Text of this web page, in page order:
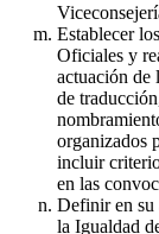
Establecer
Oficiales y
actuación de
de
organizados
incluir
en las
Definir en su
la Igualdad